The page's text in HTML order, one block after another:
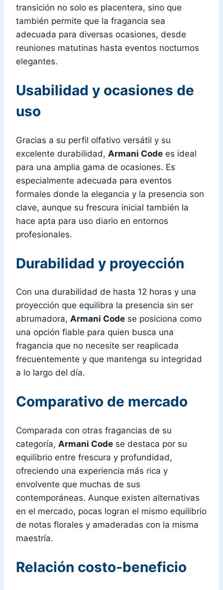
transición no solo es placentera, sino que
también permite que la fragancia sea
adecuada para diversas ocasiones, desde
reuniones matutinas hasta eventos nocturnos
elegantes.
Usabilidad y ocasiones de
uso
Gracias a su perfil olfativo versátil y su
excelente durabilidad, Armani Code es ideal
para una amplia gama de ocasiones. Es
especialmente adecuada para eventos
formales donde la elegancia y la presencia son
clave, aunque su frescura inicial también la
hace apta para uso diario en entornos
profesionales.
Durabilidad y proyección
Con una durabilidad de hasta 12 horas y una
proyección que equilibra la presencia sin ser
abrumadora, Armani Code se posiciona como
una opción fiable para quien busca una
fragancia que no necesite ser reaplicada
frecuentemente y que mantenga su integridad
a lo largo del día.
Comparativo de mercado
Comparada con otras fragancias de su
categoría, Armani Code se destaca por su
equilibrio entre frescura y profundidad,
ofreciendo una experiencia más rica y
envolvente que muchas de sus
contemporáneas. Aunque existen alternativas
en el mercado, pocas logran el mismo equilibrio
de notas florales y amaderadas con la misma
maestría.
Relación costo-beneficio